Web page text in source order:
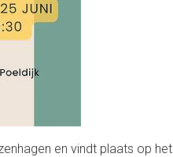
en vindt plaats op het